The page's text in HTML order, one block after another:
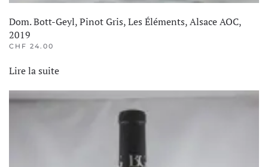
Dom. Bott-Geyl, Pinot Gris, Les Éléments, Alsace AOC,
2019
CHF 24.00
Lire la suite